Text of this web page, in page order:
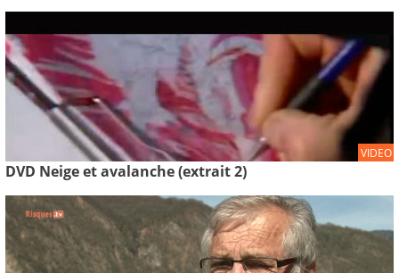
VIDEO
DVD Neige et avalanche (extrait 2)